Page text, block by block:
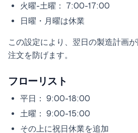
火曜-土曜： 7:00-17:00
日曜・月曜は休業
この設定により、翌日の製造計画
注文を防げます。
フローリスト
平日： 9:00-18:00
土曜： 9:00-15:00
その上に祝日休業を追加